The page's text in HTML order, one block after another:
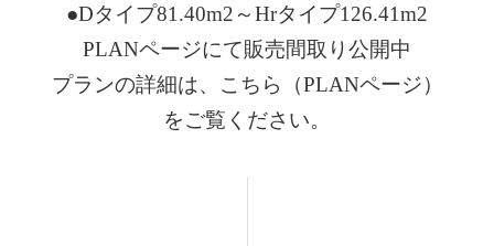
●Dタイプ81.40m2～Hrタイプ126.41m2
PLANページにて販売間取り公開中
プランの詳細は、こちら（PLANページ）
をご覧ください。